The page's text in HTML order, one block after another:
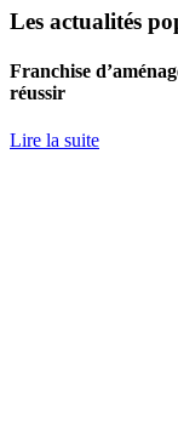
Les actualités
Franchise
réussir
Lire la suite